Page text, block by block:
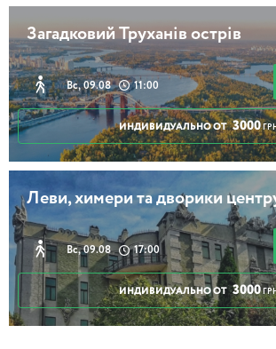
Загадковий Труханів острів
Вс, 09.08 11:00
ИНДИВИДУАЛЬНО ОТ 3000
Леви, химери та дворики
Вс, 09.08 17:00
ИНДИВИДУАЛЬНО ОТ 3000